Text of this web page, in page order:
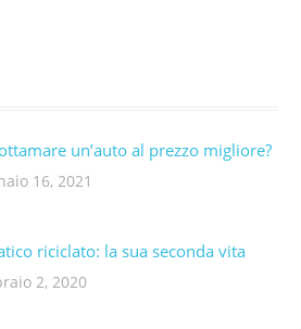
un’auto al prezzo migliore?
16, 2021
riciclato: la sua seconda vita​
2, 2020